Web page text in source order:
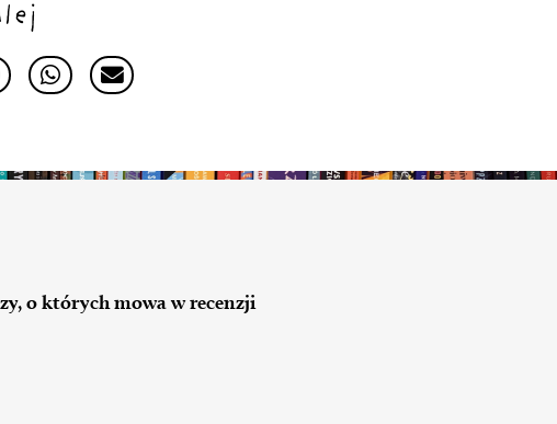
o których mowa w recenzji